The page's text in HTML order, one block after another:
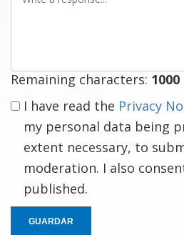
Remaining characters: 1000
I have read the Privacy
my personal data being
extent necessary, to
moderation. I also
published.
GUARDAR